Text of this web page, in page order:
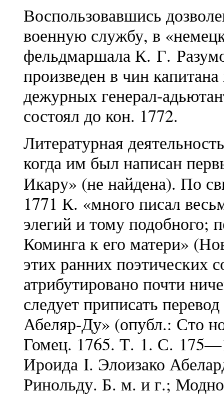
Воспользовавшись
военную службу, в
фельдмаршала К. Г.
произведен в чин
дежурных генерал-
состоял до кон. 1772.
Литературная
когда им был написан
Икару» (не найдена). По
1771 К. «много писал
элегий и тому подобного;
Коминга к его матери»
этих ранних поэтических
атрибутировано почти
следует приписать
Абеляр-Ду» (опубл.: Сто
Гомец. 1765. Т. 1. С.
Ироида I. Элоизако
Ринольду. Б. м. и г.;